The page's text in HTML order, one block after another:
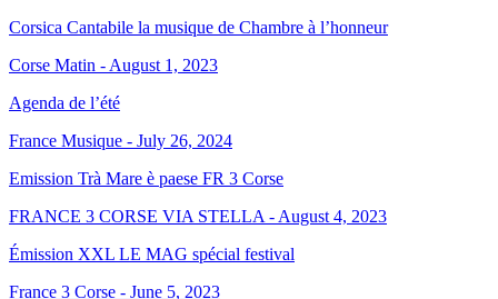
Corsica Cantabile la musique de Chambre à l’honneur
Corse Matin - August 1, 2023
Agenda de l’été
France Musique - July 26, 2024
Emission Trà Mare è paese FR 3 Corse
FRANCE 3 CORSE VIA STELLA - August 4, 2023
Émission XXL LE MAG spécial festival
France 3 Corse - June 5, 2023